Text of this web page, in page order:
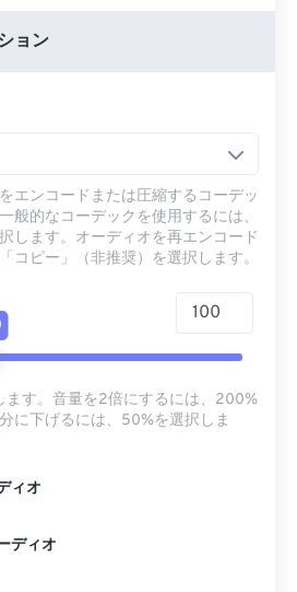
ョン
エンコードまたは圧縮するコーデッ
般的なコーデックを使用するには、
します。オーディオを再エンコード
コピー」（非推奨）を選択します。
ます。音量を2倍にするには、200%
に下げるには、50%を選択しま
ィオ
ディオ